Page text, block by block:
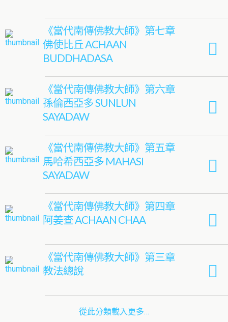
《當代南傳佛教大師》第七章
佛使比丘 ACHAAN
BUDDHADASA
《當代南傳佛教大師》第六章
孫倫西亞多 SUNLUN
SAYADAW
《當代南傳佛教大師》第五章
馬哈希西亞多 MAHASI
SAYADAW
《當代南傳佛教大師》第四章
阿姜查 ACHAAN CHAA
《當代南傳佛教大師》第三章
教法總說
從此分類載入更多…